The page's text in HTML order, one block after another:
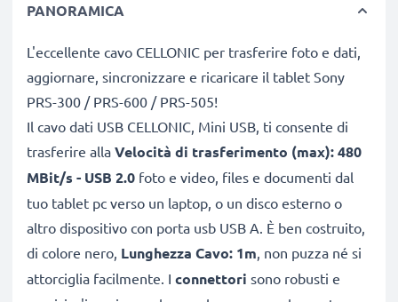
PANORAMICA
L'eccellente cavo CELLONIC per trasferire foto e dati,
aggiornare, sincronizzare e ricaricare il tablet Sony
PRS-300 / PRS-600 / PRS-505!
Il cavo dati USB CELLONIC, Mini USB, ti consente di
trasferire alla Velocità di trasferimento (max): 480
MBit/s - USB 2.0 foto e video, files e documenti dal
tuo tablet pc verso un laptop, o un disco esterno o
altro dispositivo con porta usb USB A. È ben costruito,
di colore nero, Lunghezza Cavo: 1m, non puzza né si
attorciglia facilmente. I connettori sono robusti e